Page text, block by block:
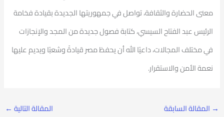
معنى الحضارة والثقافة، تواصل في جمهوريتها الجديدة بقيادة فخامة
الرئيس عبد الفتاح السيسي، كتابة فصول جديدة من المجد والإنجازات
في مختلف المجالات، داعيًا الله أن يحفظ مصر قيادةً وشعبًا ويديم عليها
نعمة الأمن والاستقرار.
→ المقالة السابقة المقالة التالية ←